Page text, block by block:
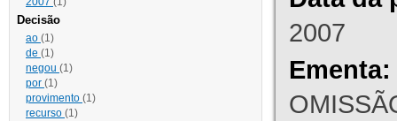
Decisão
ao (1)
de (1)
negou (1)
por (1)
provimento (1)
recurso (1)
2007
Ementa: